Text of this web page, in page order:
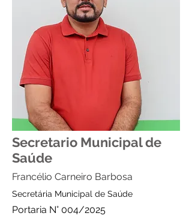
Secretario Municipal de
Saúde
Francélio Carneiro Barbosa
Secretária Municipal de Saúde
Portaria N° 004/2025